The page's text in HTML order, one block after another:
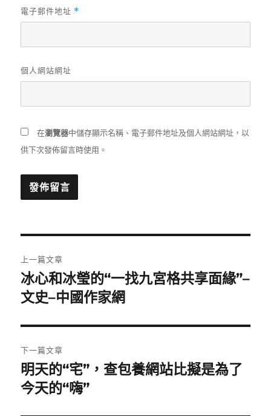
電子郵件地址 *
個人網站網址
在瀏覽器中儲存顯示名稱、電子郵件地址及個人網站網址，以
供下次發佈留言時使用。
章
導
覽
上一篇文章
上
一
文
章:
冰心和冰瑩的“一找九宮格共享面緣”–
文史–中國作家網
下一篇文章
下
一
明天的“宅”，查包養網站比擬是為了
今天的“嗨”